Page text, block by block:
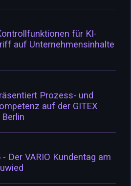
für KI-
auf Unternehmensinhalte
Prozess- und
auf der GITEX
Berlin
Der VARIO Kundentag am